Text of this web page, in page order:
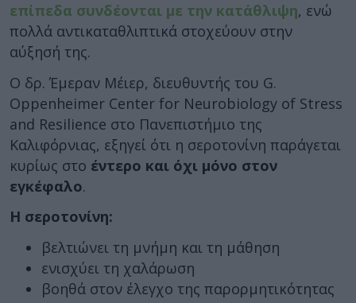
επίπεδα συνδέονται με την κατάθλιψη, ενώ
πολλά αντικαταθλιπτικά στοχεύουν στην
αύξησή της.
Ο δρ. Έμεραν Μέιερ, διευθυντής του G.
Oppenheimer Center for Neurobiology of Stress
and Resilience στο Πανεπιστήμιο της
Καλιφόρνιας, εξηγεί ότι η σεροτονίνη παράγεται
κυρίως στο έντερο και όχι μόνο στον
εγκέφαλο.
Η σεροτονίνη:
βελτιώνει τη μνήμη και τη μάθηση
ενισχύει τη χαλάρωση
βοηθά στον έλεγχο της παρορμητικότητας